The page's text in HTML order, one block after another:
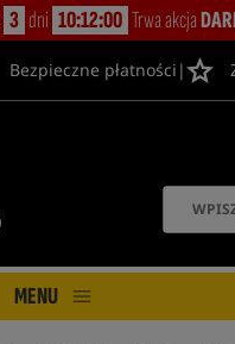
3 dni 10:11:59 Trwa akcja
Bezpieczne płatności |
MENU